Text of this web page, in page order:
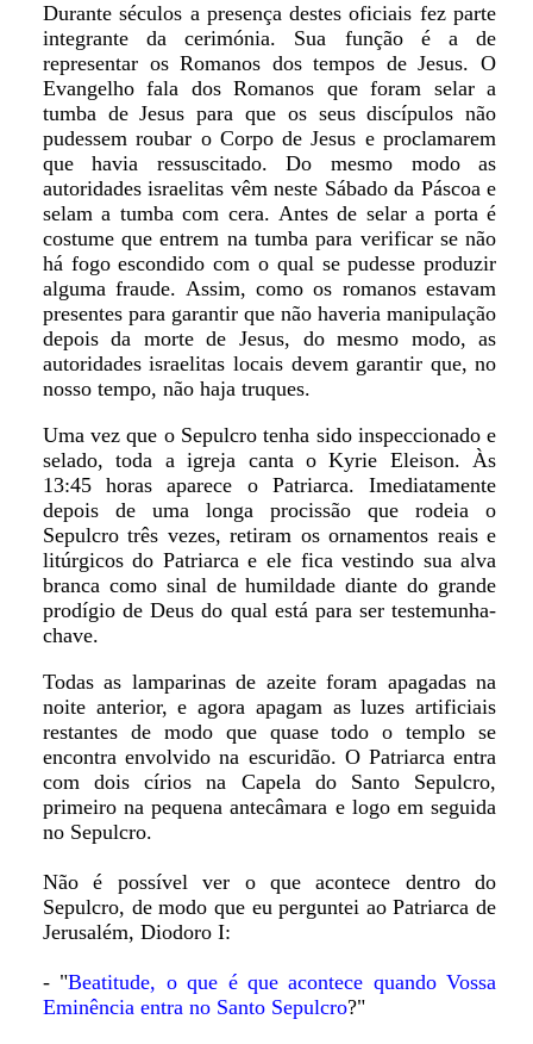
Durante séculos a presença destes oficiais fez parte
integrante da cerimónia. Sua função é a de
representar os Romanos dos tempos de Jesus. O
Evangelho fala dos Romanos que foram selar a
tumba de Jesus para que os seus discípulos não
pudessem roubar o Corpo de Jesus e proclamarem
que havia ressuscitado. Do mesmo modo as
autoridades israelitas vêm neste Sábado da Páscoa e
selam a tumba com cera. Antes de selar a porta é
costume que entrem na tumba para verificar se não
há fogo escondido com o qual se pudesse produzir
alguma fraude. Assim, como os romanos estavam
presentes para garantir que não haveria manipulação
depois da morte de Jesus, do mesmo modo, as
autoridades israelitas locais devem garantir que, no
nosso tempo, não haja truques.
Uma vez que o Sepulcro tenha sido inspeccionado e
selado, toda a igreja canta o Kyrie Eleison. Às
13:45 horas aparece o Patriarca. Imediatamente
depois de uma longa procissão que rodeia o
Sepulcro três vezes, retiram os ornamentos reais e
litúrgicos do Patriarca e ele fica vestindo sua alva
branca como sinal de humildade diante do grande
prodígio de Deus do qual está para ser testemunha-
chave.
Todas as lamparinas de azeite foram apagadas na
noite anterior, e agora apagam as luzes artificiais
restantes de modo que quase todo o templo se
encontra envolvido na escuridão. O Patriarca entra
com dois círios na Capela do Santo Sepulcro,
primeiro na pequena antecâmara e logo em seguida
no Sepulcro.
Não é possível ver o que acontece dentro do
Sepulcro, de modo que eu perguntei ao Patriarca de
Jerusalém, Diodoro I:
- "Beatitude, o que é que acontece quando Vossa
Eminência entra no Santo Sepulcro?"